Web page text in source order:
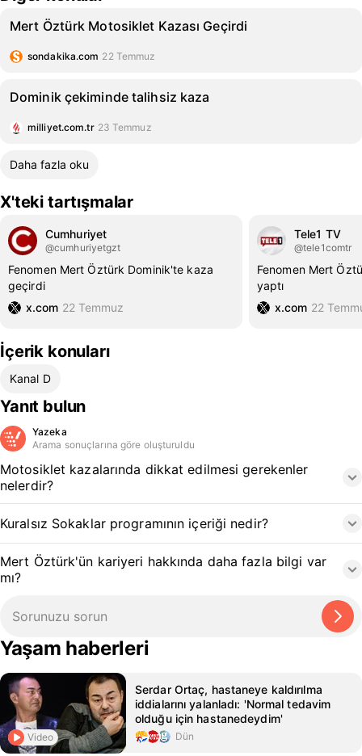
Mert Öztürk Motosiklet Kazası Geçirdi
sondakika.com 22 Temmuz
Dominik çekiminde talihsiz kaza
milliyet.com.tr 23 Temmuz
Daha fazla oku
X'teki tartışmalar
Cumhuriyet
@cumhuriyetgzt
Fenomen Mert Öztürk Dominik'te kaza
geçirdi
x.com 22 Temmuz
Tele1 TV
@tele1comtr
Fenomen Mert
yaptı
x.com 22
İçerik konuları
Kanal D
Yanıt bulun
Yazeka
Arama sonuçlarına göre oluşturuldu
Motosiklet kazalarında dikkat edilmesi gerekenler
nelerdir?
Kuralsız Sokaklar programının içeriği nedir?
Mert Öztürk'ün kariyeri hakkında daha fazla bilgi var
mı?
Yaşam haberleri
Video
Serdar Ortaç, hastaneye kaldırılma
iddialarını yalanladı: 'Normal tedavim
olduğu için hastanedeydim'
Dün